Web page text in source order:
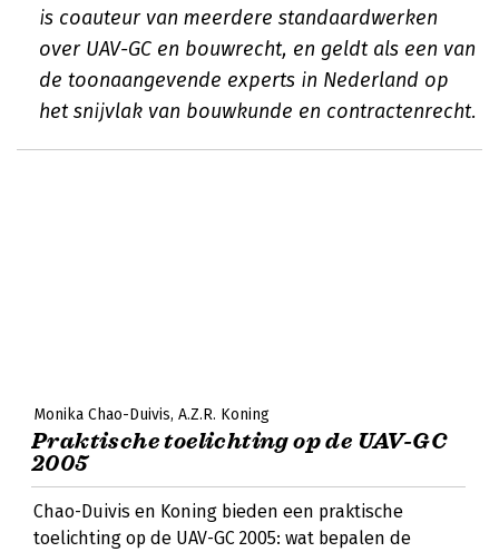
is coauteur van meerdere standaardwerken
over UAV-GC en bouwrecht, en geldt als een van
de toonaangevende experts in Nederland op
het snijvlak van bouwkunde en contractenrecht.
Monika Chao-Duivis A.Z.R. Koning
Praktische toelichting op de UAV-GC
2005
Chao-Duivis en Koning bieden een praktische
toelichting op de UAV-GC 2005: wat bepalen de